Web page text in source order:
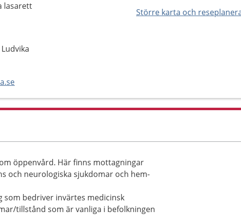
Större karta och
lasarett
öppenvård. Här finns mottagningar
och neurologiska sjukdomar och hem-
som bedriver invärtes medicinsk
tillstånd som är vanliga i befolkningen